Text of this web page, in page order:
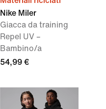
Nike Miler
Giacca da training
Repel UV –
Bambino/a
54,99 €